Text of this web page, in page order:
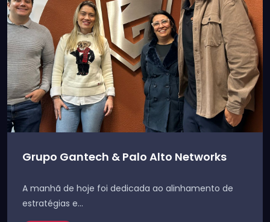
Grupo Gantech & Palo Alto Networks
A manhã de hoje foi dedicada ao alinhamento de
estratégias e...